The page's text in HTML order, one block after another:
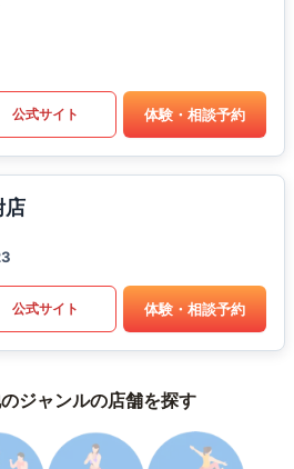
公式サイト 体験・相談予約
店
公式サイト 体験・相談予約
ジャンルの店舗を探す